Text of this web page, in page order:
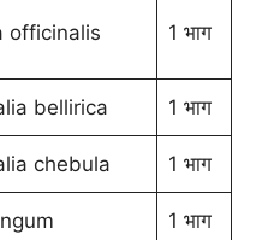
officinalis 1 भाग
bellirica 1 भाग
chebula 1 भाग
1 भाग